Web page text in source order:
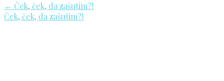
← Ček, ček, da zašutim?!
Ček, ček, da zašutim?!